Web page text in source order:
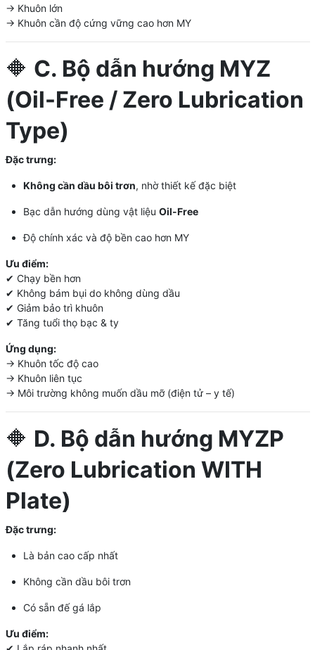
→ Khuôn lớn
→ Khuôn cần độ cứng vững cao hơn MY
🔶 C. Bộ dẫn hướng MYZ
(Oil-Free / Zero Lubrication
Type)
Đặc trưng:
Không cần dầu bôi trơn, nhờ thiết kế đặc biệt
Bạc dẫn hướng dùng vật liệu Oil-Free
Độ chính xác và độ bền cao hơn MY
Ưu điểm:
✔ Chạy bền hơn
✔ Không bám bụi do không dùng dầu
✔ Giảm bảo trì khuôn
✔ Tăng tuổi thọ bạc & ty
Ứng dụng:
→ Khuôn tốc độ cao
→ Khuôn liên tục
→ Môi trường không muốn dầu mỡ (điện tử – y tế)
🔶 D. Bộ dẫn hướng MYZP
(Zero Lubrication WITH
Plate)
Đặc trưng:
Là bản cao cấp nhất
Không cần dầu bôi trơn
Có sẵn đế gá lắp
Ưu điểm: